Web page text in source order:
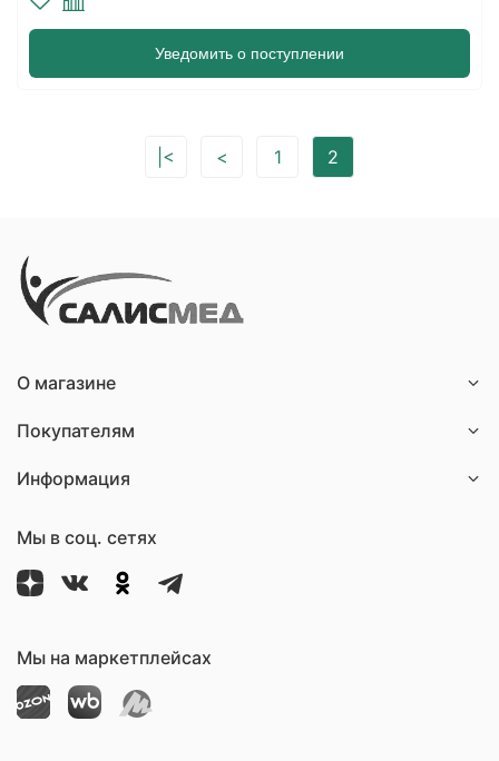
Уведомить о поступлении
|< < 1 2
О магазине
Покупателям
Информация
Мы в соц. сетях
Мы на маркетплейсах